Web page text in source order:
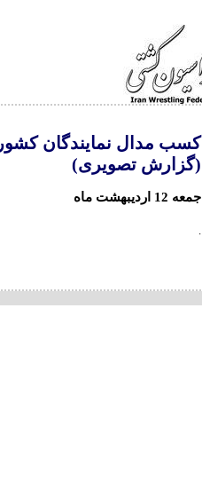
(گزارش تصویری)
جمعه 12 اردیبهشت ماه
.